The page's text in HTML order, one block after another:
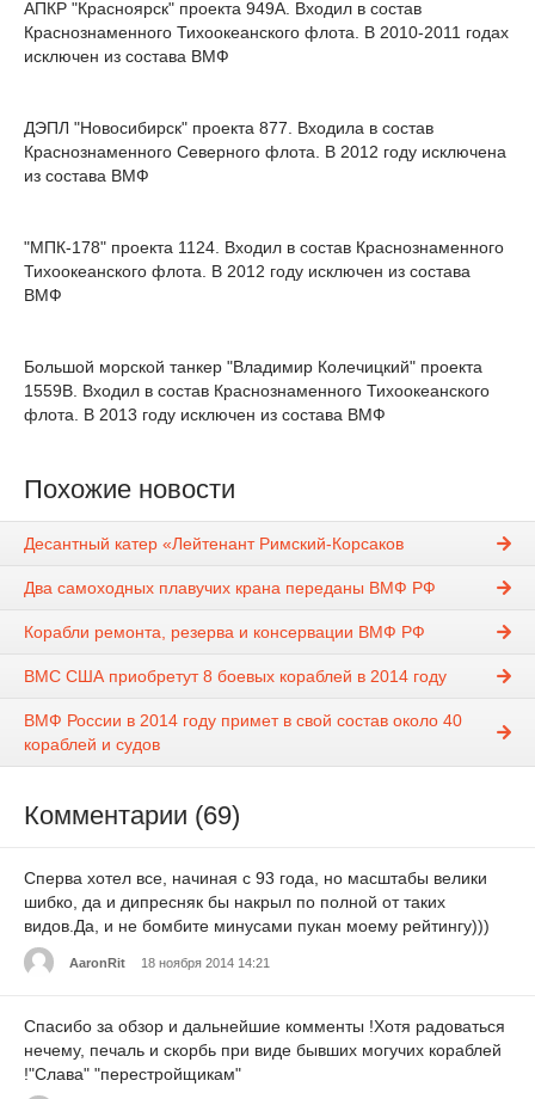
АПКР "Красноярск" проекта 949А. Входил в состав
Краснознаменного Тихоокеанского флота. В 2010-2011 годах
исключен из состава ВМФ
ДЭПЛ "Новосибирск" проекта 877. Входила в состав
Краснознаменного Северного флота. В 2012 году исключена
из состава ВМФ
"МПК-178" проекта 1124. Входил в состав Краснознаменного
Тихоокеанского флота. В 2012 году исключен из состава
ВМФ
Большой морской танкер "Владимир Колечицкий" проекта
1559В. Входил в состав Краснознаменного Тихоокеанского
флота. В 2013 году исключен из состава ВМФ
Похожие новости
Десантный катер «Лейтенант Римский-Корсаков
Два самоходных плавучих крана переданы ВМФ РФ
Корабли ремонта, резерва и консервации ВМФ РФ
ВМС США приобретут 8 боевых кораблей в 2014 году
ВМФ России в 2014 году примет в свой состав около 40
кораблей и судов
Комментарии (69)
Сперва хотел все, начиная с 93 года, но масштабы велики
шибко, да и дипресняк бы накрыл по полной от таких
видов.Да, и не бомбите минусами пукан моему рейтингу)))
AaronRit 18 ноября 2014 14:21
Спасибо за обзор и дальнейшие комменты !Хотя радоваться
нечему, печаль и скорбь при виде бывших могучих кораблей
!"Слава" "перестройщикам"